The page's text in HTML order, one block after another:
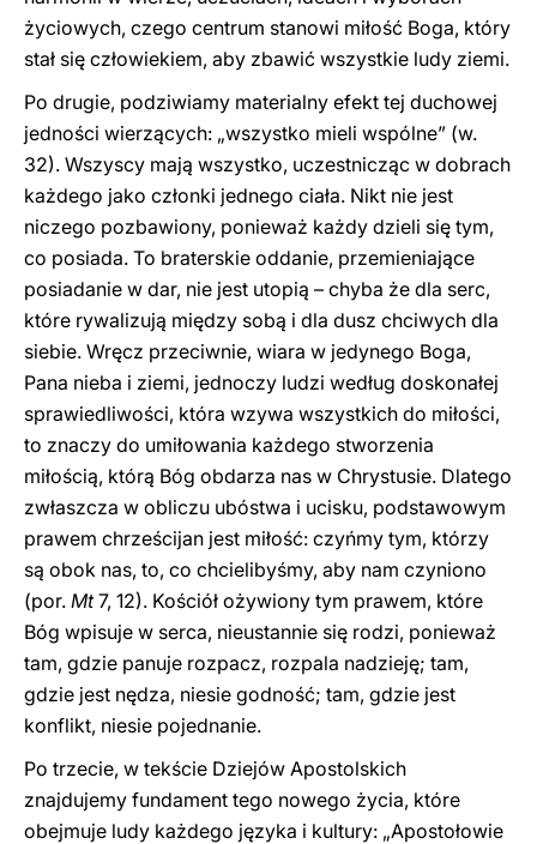
życiowych, czego centrum stanowi miłość Boga, który
stał się człowiekiem, aby zbawić wszystkie ludy ziemi.
Po drugie, podziwiamy materialny efekt tej duchowej
jedności wierzących: „wszystko mieli wspólne” (w.
32). Wszyscy mają wszystko, uczestnicząc w dobrach
każdego jako członki jednego ciała. Nikt nie jest
niczego pozbawiony, ponieważ każdy dzieli się tym,
co posiada. To braterskie oddanie, przemieniające
posiadanie w dar, nie jest utopią – chyba że dla serc,
które rywalizują między sobą i dla dusz chciwych dla
siebie. Wręcz przeciwnie, wiara w jedynego Boga,
Pana nieba i ziemi, jednoczy ludzi według doskonałej
sprawiedliwości, która wzywa wszystkich do miłości,
to znaczy do umiłowania każdego stworzenia
miłością, którą Bóg obdarza nas w Chrystusie. Dlatego
zwłaszcza w obliczu ubóstwa i ucisku, podstawowym
prawem chrześcijan jest miłość: czyńmy tym, którzy
są obok nas, to, co chcielibyśmy, aby nam czyniono
(por. Mt7, 12). Kościół ożywiony tym prawem, które
Bóg wpisuje w serca, nieustannie się rodzi, ponieważ
tam, gdzie panuje rozpacz, rozpala nadzieję; tam,
gdzie jest nędza, niesie godność; tam, gdzie jest
konflikt, niesie pojednanie.
Po trzecie, w tekście Dziejów Apostolskich
znajdujemy fundament tego nowego życia, które
obejmuje ludy każdego języka i kultury: „Apostołowie